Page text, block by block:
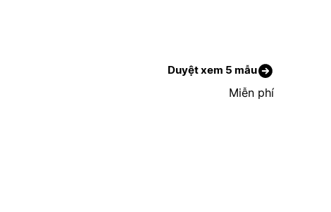
Duyệt xem 5 mẫu
Miễn phí